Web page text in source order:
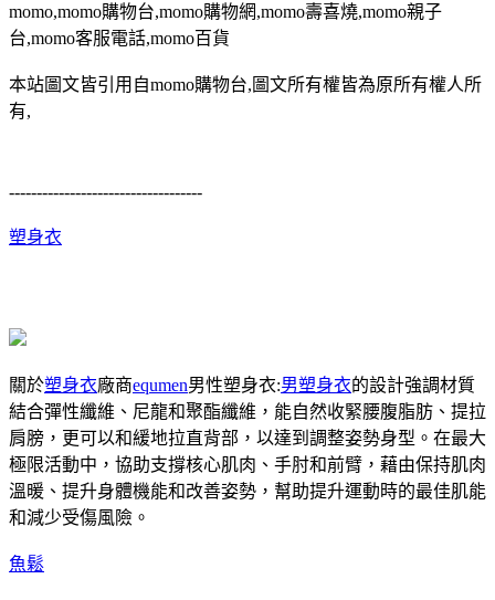
momo,momo購物台,momo購物網,momo壽喜燒,momo親子
台,momo客服電話,momo百貨
本站圖文皆引用自momo購物台,圖文所有權皆為原所有權人所
有,
-----------------------------------
塑身衣
關於塑身衣廠商equmen男性塑身衣:男塑身衣的設計強調材質
結合彈性纖維、尼龍和聚酯纖維，能自然收緊腰腹脂肪、提拉
肩膀，更可以和緩地拉直背部，以達到調整姿勢身型。在最大
極限活動中，協助支撐核心肌肉、手肘和前臂，藉由保持肌肉
溫暖、提升身體機能和改善姿勢，幫助提升運動時的最佳肌能
和減少受傷風險。
魚鬆